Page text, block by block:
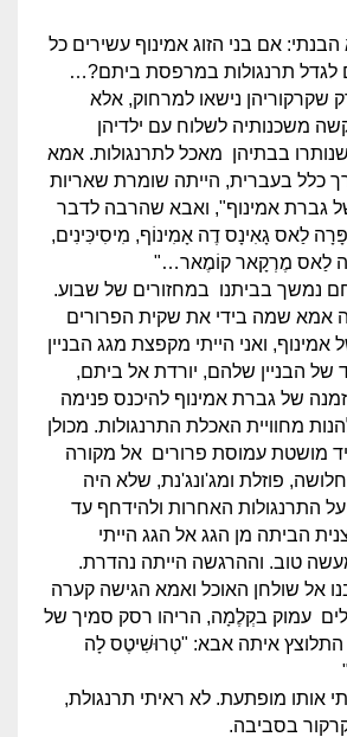
אם בני הזוג אמינוף עשירים כל
לגדל תרנגולות במרפסת ביתם?…
שקרקוריהן נישאו למרחוק, אלא
משכנותיה לשלוח עם ילדיהן
בבתיהן מאכל לתרנגולות. אמא
כלל בעברית, הייתה שומרת שאריות
גברת אמינוף", ואבא שהרבה לדבר
לַאס גָאִינָס דֶה אָמִינוֹף, מִיסִיכִּינִים,
לַאס מֶרְקָאר קוֹמֶאר…"
נמשך בביתנו במחזורים של שבוע.
אמא שמה בידי את שקית הפרורים
אמינוף, ואני הייתי מקפצת מגג הבניין
של הבניין שלהם, יורדת אל ביתם,
של גברת אמינוף להיכנס פנימה
מחוויית האכלת התרנגולות. מכולן
מושטת עמוסת פרורים אל מקורה
פוזלת ומג'ונג'נת, שלא היה
על התרנגולות האחרות ולהידחף עד
הביתה מן הגג אל הגג הייתי
טוב. וההרגשה הייתה נהדרת.
אל שולחן האוכל ואמא הגישה קערה
עמוק בקְלֶמָה, הריהו רסק סמיך של
התלוצץ איתה אבא: "טְרוּשִׁיטֶס לָה
אותו מופתעת. לא ראיתי תרנגולת,
בסביבה.